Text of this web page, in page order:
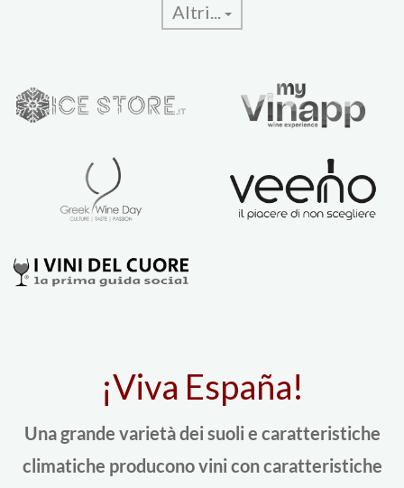
Altri...
¡Viva España!
Una grande varietà dei suoli e caratteristiche
climatiche producono vini con caratteristiche